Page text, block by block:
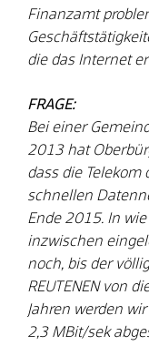
Finanzamt
die das Internet
FRAGE:
Bei einer
2013 hat
dass die
schnellen
Ende 2015. In
inzwischen
noch, bis der
REUTENEN von
Jahren werden
2,3 MBit/sek